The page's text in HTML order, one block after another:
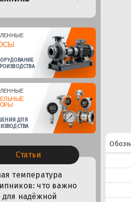
ДЛЯ
Статьи
температура
что важно
для надёжной